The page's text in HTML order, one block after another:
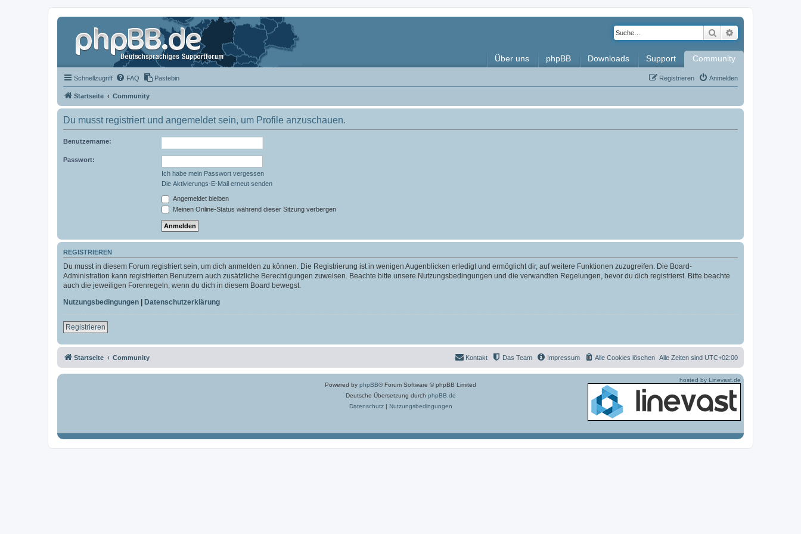
Suche
Über uns phpBB Downloads Support Community
Schnellzugriff FAQ Pastebin Anmelden
Registrieren
Startseite Community
Du musst registriert und angemeldet sein, um Profile anzuschauen.
Benutzername:
Passwort:
Ich habe mein Passwort vergessen
Die Aktivierungs-E-Mail erneut senden
Angemeldet bleiben
Meinen Online-Status während dieser Sitzung verbergen
REGISTRIEREN
Du musst in diesem Forum registriert sein, um dich anmelden zu können. Die Registrierung ist in wenigen Augenblicken erledigt und ermöglicht dir, auf weitere Funktionen zuzugreifen. Die Board-
Administration kann registrierten Benutzern auch zusätzliche Berechtigungen zuweisen. Beachte bitte unsere Nutzungsbedingungen und die verwandten Regelungen, bevor du dich registrierst. Bitte beachte
auch die jeweiligen Forenregeln, wenn du dich in diesem Board bewegst.
Nutzungsbedingungen | Datenschutzerklärung
Registrieren
Startseite Community Alle Zeiten sind UTC+02:00
Alle Cookies löschen
Impressum
Das Team
Kontakt
Powered by phpBB® Forum Software © phpBB Limited
Deutsche Übersetzung durch phpBB.de
Datenschutz| Nutzungsbedingungen
hosted by Linevast.de